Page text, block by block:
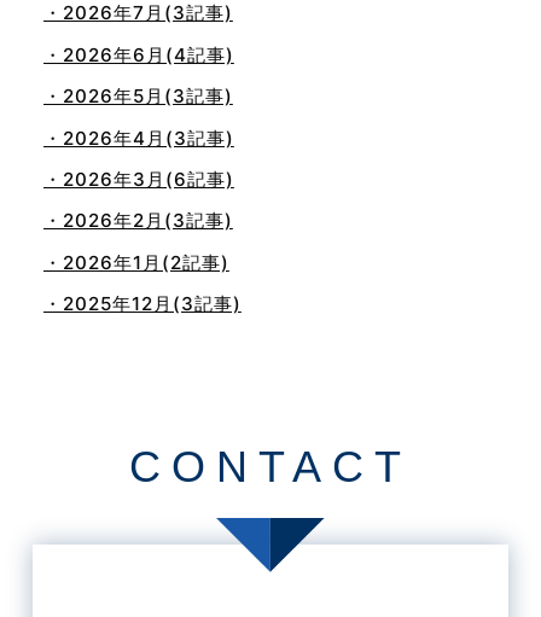
・2026年7月(3記事)
・2026年6月(4記事)
・2026年5月(3記事)
・2026年4月(3記事)
・2026年3月(6記事)
・2026年2月(3記事)
・2026年1月(2記事)
・2025年12月(3記事)
・2025年8月(2記事)
CONTACT